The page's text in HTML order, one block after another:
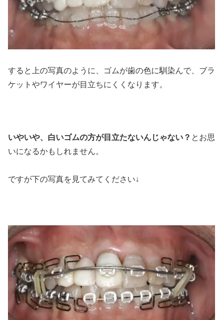
すると上の写真のように、ゴムが歯の色に馴染んで、ブラ
ケットやワイヤーが目立ちにくくなります。
いやいや、白いゴムの方が目立たないんじゃない？ とお思
いになるかもしれません。
ですが下の写真を見てみてください↓